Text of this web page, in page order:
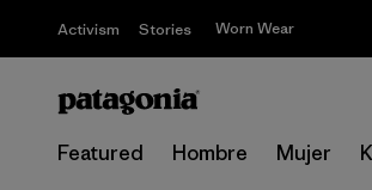
Activism Stories Worn Wear
Featured Hombre Mujer